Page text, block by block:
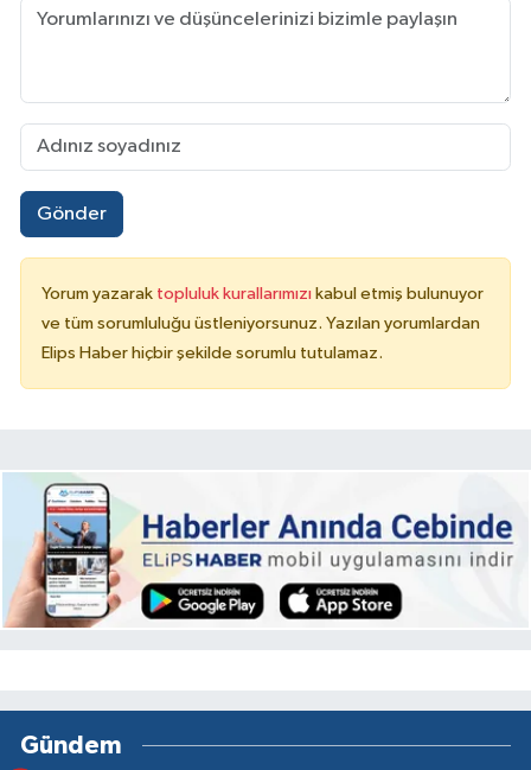
Gönder
Yorum yazarak topluluk kurallarımızı kabul etmiş bulunuyor
ve tüm sorumluluğu üstleniyorsunuz. Yazılan yorumlardan
Elips Haber hiçbir şekilde sorumlu tutulamaz.
Gündem